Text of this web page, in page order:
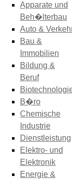
Apparate und
Beh�lterbau
Auto &
Bau &
Immobilien
Bildung &
Beruf
B�ro
Chemische
Industrie
Dienstleistung
Elektro- und
Elektronik
Energie &